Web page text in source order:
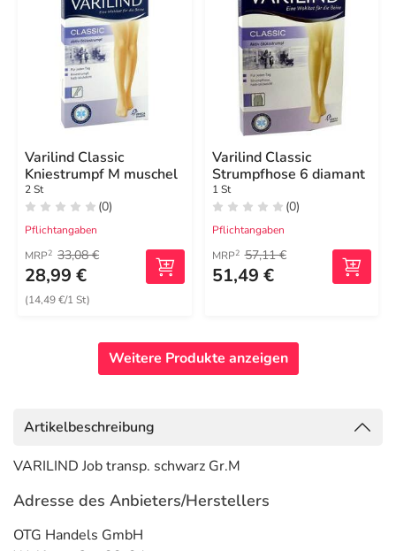
Varilind Classic
Kniestrumpf M muschel
2 St
(0)
Pflichtangaben
MRP2 33,08 €
28,99 €
(14,49 €/1 St)
Varilind Classic
Strumpfhose 6 diamant
1 St
(0)
Pflichtangaben
MRP2 57,11 €
51,49 €
Weitere Produkte anzeigen
Artikelbeschreibung
VARILIND Job transp. schwarz Gr.M
Adresse des Anbieters/Herstellers
OTG Handels GmbH